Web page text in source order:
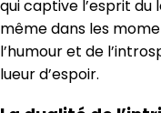
qui captive l’esprit du
même dans les
l’humour et de
lueur d’espoir.